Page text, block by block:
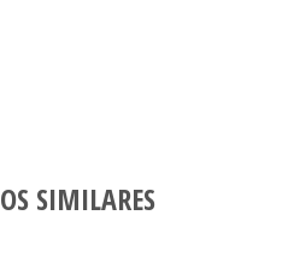
SIMILARES